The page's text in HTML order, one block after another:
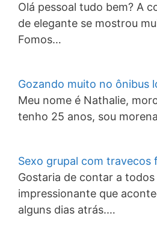
Olá pessoal tudo bem? A
de elegante se mostrou
Fomos…
Gozando muito no ônibus
Meu nome é Nathalie,
tenho 25 anos, sou
Sexo grupal com travecos
Gostaria de contar a
impressionante que
alguns dias atrás.…